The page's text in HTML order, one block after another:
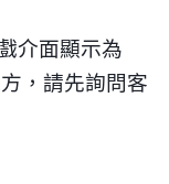
介面顯示為
，請先詢問客